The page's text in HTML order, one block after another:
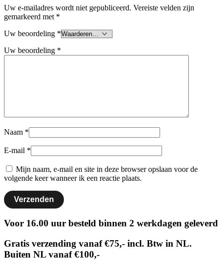
Uw e-mailadres wordt niet gepubliceerd. Vereiste velden zijn
gemarkeerd met *
Uw beoordeling *
Uw beoordeling *
Naam *
E-mail *
Mijn naam, e-mail en site in deze browser opslaan voor de
volgende keer wanneer ik een reactie plaats.
Voor 16.00 uur besteld binnen 2 werkdagen geleverd
Gratis verzending vanaf €75,- incl. Btw in NL.
Buiten NL vanaf €100,-